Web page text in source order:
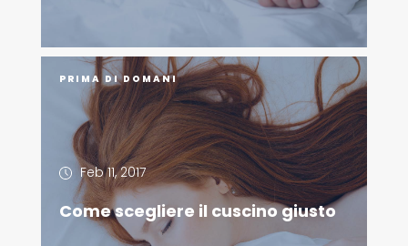
PRIMA DI DOMANI
Feb 11, 2017
Come scegliere il cuscino giusto